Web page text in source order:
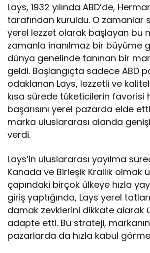
Lays, 1932 yılında ABD’de,
tarafından kuruldu. O zamanlar
yerel lezzet olarak başlayan bu
zamanla inanılmaz bir büyüme
dünya genelinde tanınan bir
geldi. Başlangıçta sadece ABD
odaklanan Lays, lezzetli ve
kısa sürede tüketicilerin favorisi
başarısını yerel pazarda elde
marka uluslararası alanda
verdi.
Lays’in uluslararası yayılma
Kanada ve Birleşik Krallık olmak
çapındaki birçok ülkeye hızla
giriş yaptığında, Lays yerel
damak zevklerini dikkate alarak
adapte etti. Bu strateji,
pazarlarda da hızla kabul